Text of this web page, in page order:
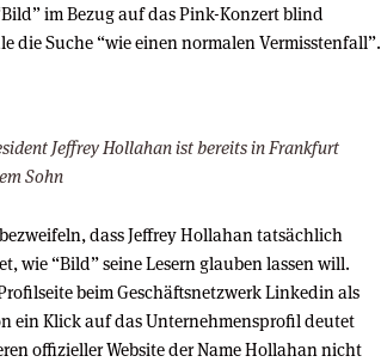
im Bezug auf das Pink-Konzert blind
die Suche “wie einen normalen Vermisstenfall”.
Jeffrey Hollahan ist bereits in Frankfurt
Sohn
dass Jeffrey Hollahan tatsächlich
wie “Bild” seine Lesern glauben lassen will.
beim Geschäftsnetzwerk Linkedin als
ein Klick auf das Unternehmensprofil deutet
offizieller Website der Name Hollahan nicht